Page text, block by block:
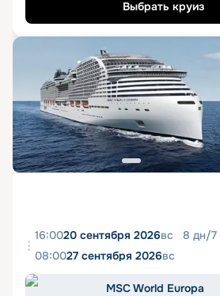
Выбрать круиз
16:0020 сентября 2026вс 8 дн/7
08:0027 сентября 2026вс
MSC World Europa